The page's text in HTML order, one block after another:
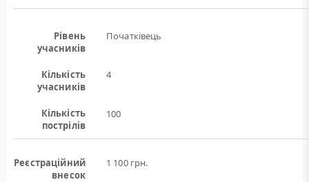
Рівень
учасників
Початківець
Кількість
учасників
4
Кількість
пострілів
100
Реєстраційний
внесок
1 100 грн.